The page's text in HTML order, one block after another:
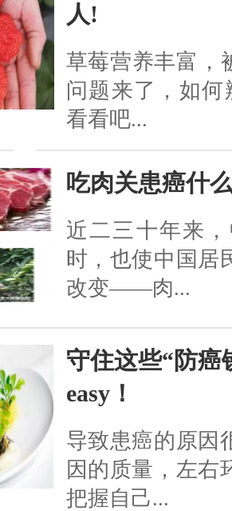
人!
草莓营养丰富，
问题来了，如
看看吧...
吃肉关患癌什
近二三十年来
时，也使中国居
改变——肉...
守住这些“防癌
easy！
导致患癌的原因
因的质量，左右
把握自己...